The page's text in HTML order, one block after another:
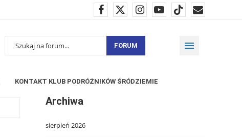
FORUM
KONTAKT KLUB PODRÓŻNIKÓW ŚRÓDZIEMIE
Archiwa
sierpień 2026